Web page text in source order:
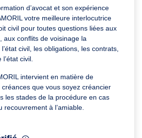
d’avocat et son expérience
votre meilleure interlocutrice
civil pour toutes questions liées aux
aux conflits de voisinage la
civil, les obligations, les contrats,
civil.
intervient en matière de
que vous soyez créancier
les stades de la procédure en cas
recouvrement à l’amiable.